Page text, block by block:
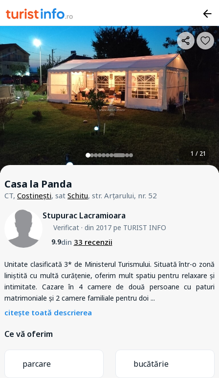
1 / 21
Casa la Panda
CT, Costinești, sat Schitu, str. Arțarului, nr. 52
Stupurac Lacramioara
Verificat· din 2017 pe TURIST INFO
9.9din 33 recenzii
Unitate clasificată 3* de Ministerul Turismului. Situată într-o zonă
liniștită cu multă curățenie, oferim mult spatiu pentru relaxare și
intimitate. Cazare în 4 camere de două persoane cu paturi
matrimoniale și 2 camere familiale pentru doi ...
citește toată descrierea
Ce vă oferim
parcare bucătărie